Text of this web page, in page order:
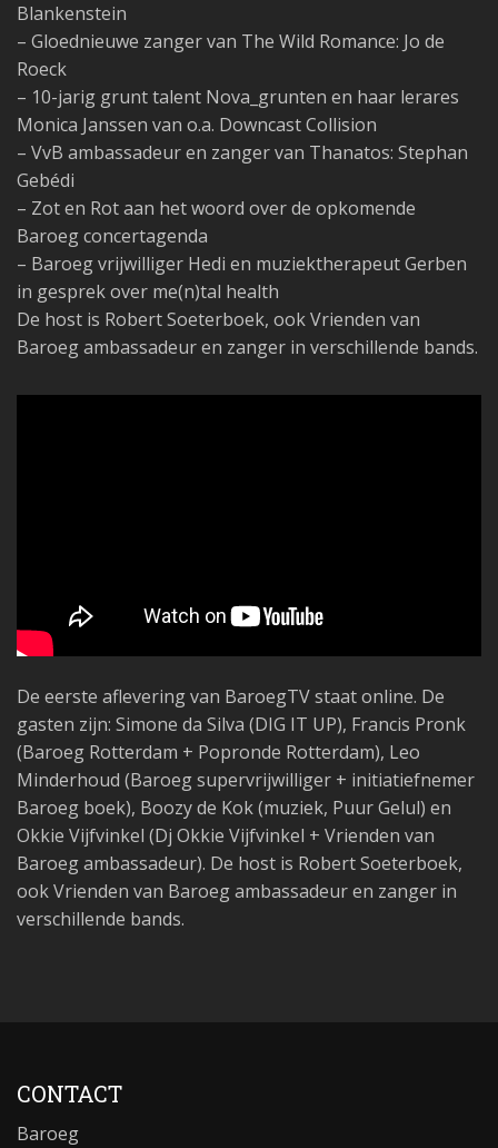
Blankenstein
– Gloednieuwe zanger van The Wild Romance: Jo de
Roeck
– 10-jarig grunt talent Nova_grunten en haar lerares
Monica Janssen van o.a. Downcast Collision
– VvB ambassadeur en zanger van Thanatos: Stephan
Gebédi
– Zot en Rot aan het woord over de opkomende
Baroeg concertagenda
– Baroeg vrijwilliger Hedi en muziektherapeut Gerben
in gesprek over me(n)tal health
De host is Robert Soeterboek, ook Vrienden van
Baroeg ambassadeur en zanger in verschillende bands.
De eerste aflevering van BaroegTV staat online. De
gasten zijn: Simone da Silva (DIG IT UP), Francis Pronk
(Baroeg Rotterdam + Popronde Rotterdam), Leo
Minderhoud (Baroeg supervrijwilliger + initiatiefnemer
Baroeg boek), Boozy de Kok (muziek, Puur Gelul) en
Okkie Vijfvinkel (Dj Okkie Vijfvinkel + Vrienden van
Baroeg ambassadeur). De host is Robert Soeterboek,
ook Vrienden van Baroeg ambassadeur en zanger in
verschillende bands.
CONTACT
Baroeg